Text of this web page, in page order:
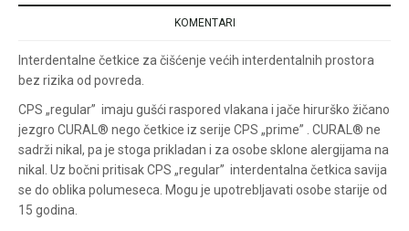
Za više informacija u
vezi online porudžbine
pišite nam:
customers@oazazdrav
KOMENTARI
Interdentalne četkice za čišćenje većih interdentalnih prostora
bez rizika od povreda.
CPS „regular” imaju gušći raspored vlakana i jače hirurško žičano
jezgro CURAL® nego četkice iz serije CPS „prime” . CURAL® ne
sadrži nikal, pa je stoga prikladan i za osobe sklone alergijama na
nikal. Uz bočni pritisak CPS „regular” interdentalna četkica savija
se do oblika polumeseca. Mogu je upotrebljavati osobe starije od
15 godina.